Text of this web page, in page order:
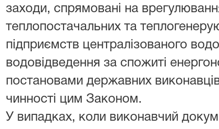
заходи, спрямовані на
теплопостачальних та
підприємств централізованого
водовідведення за спожиті
постановами державних
чинності цим Законом.
У випадках, коли виконавчий